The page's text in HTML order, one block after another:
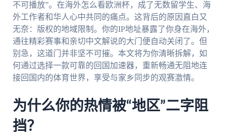
不可播放”。在海外怎么看欧洲杯，成了无数留学生、海
外工作者和华人心中共同的痛点。这背后的原因直白又
无奈：版权的地域限制。你的IP地址暴露了你身在海外，
通往精彩赛事和亲切中文解说的大门便自动关闭了。但
别急，这道门并非坚不可摧。本文将为你清晰拆解，如
何通过选择一款可靠的回国加速器，重新畅通无阻地连
接回国内的体育世界，享受与家乡同步的观赛激情。
为什么你的热情被“地区”二字阻
挡？